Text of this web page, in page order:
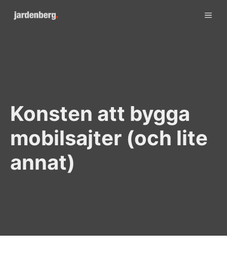
Konsten att bygga
mobilsajter (och lite
annat)